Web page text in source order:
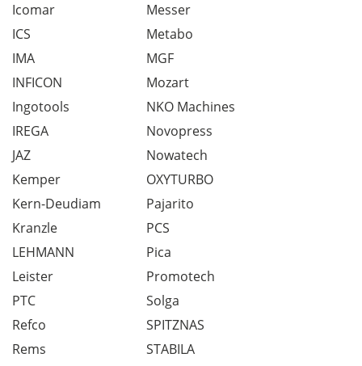
Icomar
ICS
IMA
INFICON
Ingotools
IREGA
JAZ
Kemper
Kern-Deudiam
Kranzle
LEHMANN
Leister
Messer
Metabo
MGF
Mozart
NKO Machines
Novopress
Nowatech
OXYTURBO
Pajarito
PCS
Pica
Promotech
PTC
Refco
Rems
Solga
SPITZNAS
STABILA